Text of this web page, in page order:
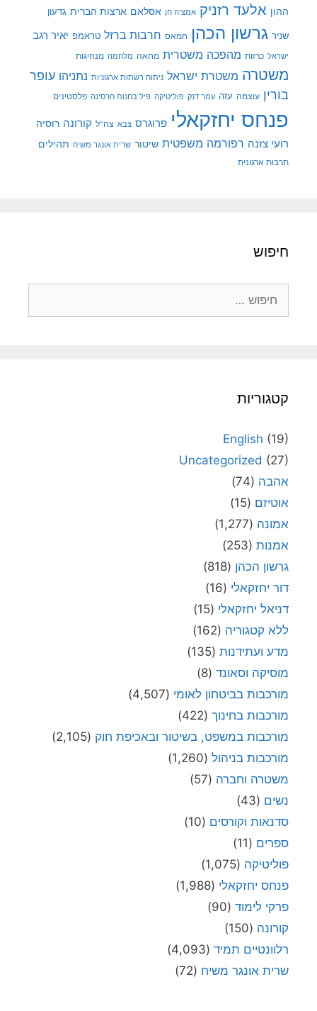
ההון אלעד רזניק אמציה חן אסלאם ארצות הברית גדעון
שניר גרשון הכהן חמאס חרבות ברזל טראמפ יאיר רגב
ישראל כרזות מהפכה משטרית מחאה מלחמה מנהיגות
משטרה משטרת ישראל ניתוח רשתות ארגוניות נתניהו עופר
בורין עוצמה עזה עמר דנק פוליטיקה פיל בחנות חרסינה פלסטינים
פנחס יחזקאלי פרוגרס צבא צה"ל קורונה רוסיה
רועי צזנה רפורמה משפטית שיטור שרית אונגר משיח תהילים
תרבות ארגונית
חיפוש
קטגוריות
English (19)
Uncategorized (27)
אהבה (74)
אוטיזם (15)
אמונה (1,277)
אמנות (253)
גרשון הכהן (818)
דור יחזקאלי (16)
דניאל יחזקאלי (15)
ללא קטגוריה (162)
מדע ועתידנות (135)
מוסיקה וסאונד (8)
מורכבות בביטחון לאומי (4,507)
מורכבות בחינוך (422)
מורכבות במשפט, בשיטור ובאכיפת חוק (2,105)
מורכבות בניהול (1,260)
משטרה וחברה (57)
נשים (43)
סדנאות וקורסים (10)
ספרים (11)
פוליטיקה (1,075)
פנחס יחזקאלי (1,988)
פרקי לימוד (90)
קורונה (150)
רלוונטיים תמיד (4,093)
שרית אונגר משיח (72)